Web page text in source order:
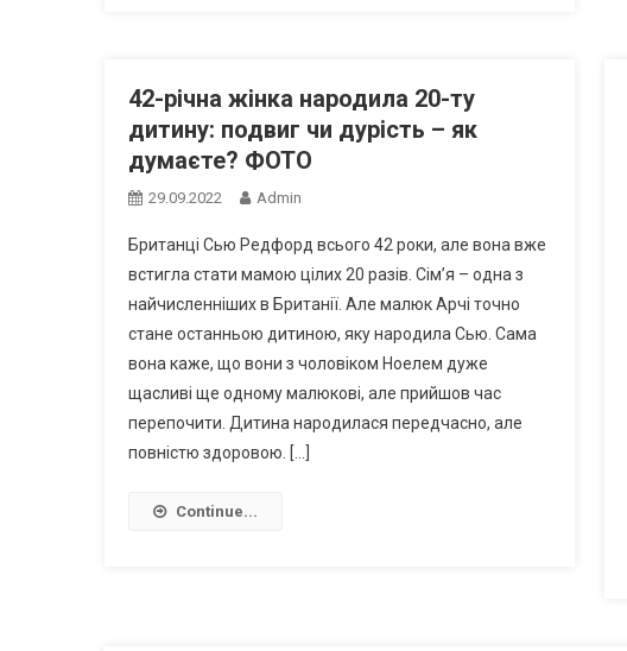
42-річна жінка народила 20-ту
дитину: подвиг чи дурість – як
думаєте? ФОТО
29.09.2022 Admin
Британці Сью Редфорд всього 42 роки, але вона вже
встигла стати мамою цілих 20 разів. Сім’я – одна з
найчисленніших в Британії. Але малюк Арчі точно
стане останньою дитиною, яку народила Сью. Сама
вона каже, що вони з чоловіком Ноелем дуже
щасливі ще одному малюкові, але прийшов час
перепочити. Дитина народилася передчасно, але
повністю здоровою. […]
Continue...